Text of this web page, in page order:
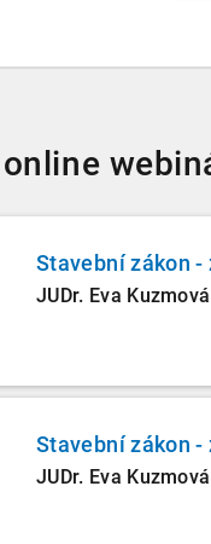
online
Stavební zákon
JUDr. Eva Kuzmová
Stavební zákon
JUDr. Eva Kuzmová